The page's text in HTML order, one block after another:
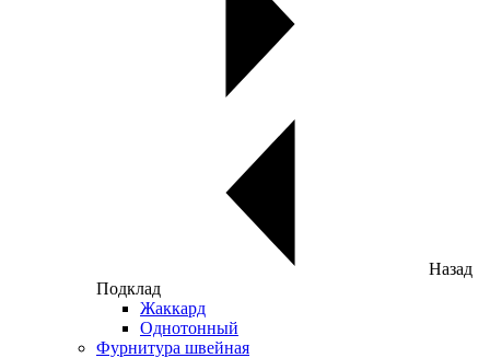
Назад
Подклад
Жаккард
Однотонный
Фурнитура швейная